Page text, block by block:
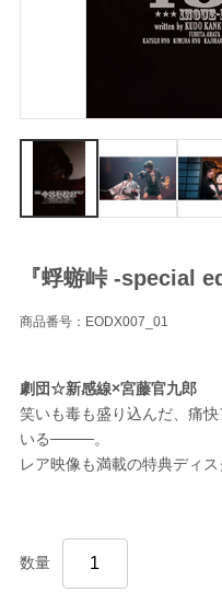
『蜉蝣峠 -special
商品番号：EODX007_01
劇団☆新感線×宮藤官九郎
笑いも毒も盛り込んだ、痛
いる────。
レア映像も満載の特典ディ
数量